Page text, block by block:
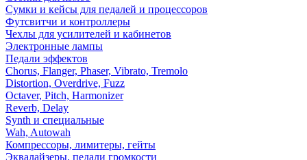
Сумки и кейсы для педалей и процессоров
Футсвитчи и контроллеры
Чехлы для усилителей и кабинетов
Электронные лампы
Педали эффектов
Chorus, Flanger, Phaser, Vibrato, Tremolo
Distortion, Overdrive, Fuzz
Octaver, Pitch, Harmonizer
Reverb, Delay
Synth и специальные
Wah, Autowah
Компрессоры, лимитеры, гейты
Эквалайзеры, педали громкости